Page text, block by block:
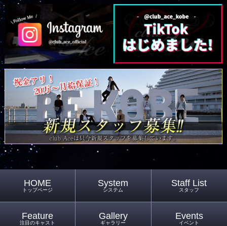
HOME
トップページ
System
システム
Staff List
スタッフ
Feature
注目のキャスト
Gallery
ギャラリー
Events
イベント